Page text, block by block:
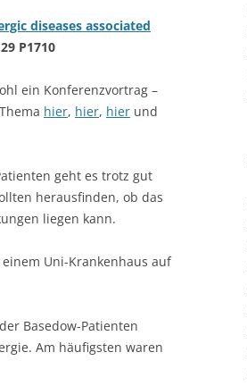
diseases associated
P1710
ein Konferenzvortrag –
hier, hier, hier und
geht es trotz gut
herausfinden, ob das
liegen kann.
Uni-Krankenhaus auf
Basedow-Patienten
Am häufigsten waren